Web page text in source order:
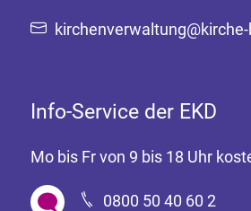
Info-Service der EKD
Mo bis Fr von 9 bis 18 Uhr
0800 50 40 60 2